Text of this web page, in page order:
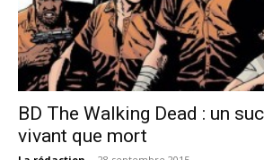
BD The Walking Dead : un
vivant que mort